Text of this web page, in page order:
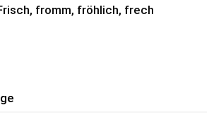
fromm, fröhlich, frech